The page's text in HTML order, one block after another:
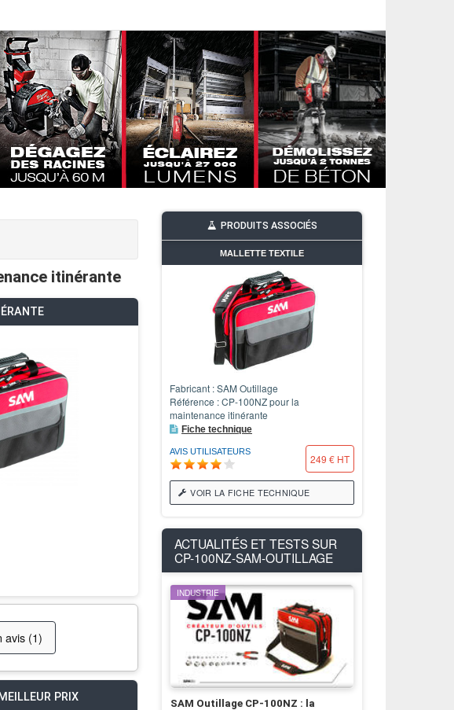
itinérante
avis (1)
PRIX
PRODUITS ASSOCIÉS
MALLETTE TEXTILE
Fabricant : SAM Outillage
Référence : CP-100NZ pour la
maintenance itinérante
Fiche technique
AVIS UTILISATEURS
249 € HT
VOIR LA FICHE TECHNIQUE
ACTUALITÉS ET TESTS SUR
CP-100NZ-SAM-OUTILLAGE
INDUSTRIE
SAM Outillage CP-100NZ : la